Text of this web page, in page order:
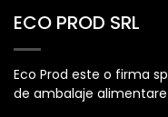
ECO PROD SRL
Eco Prod este o firma
de ambalaje alimentare